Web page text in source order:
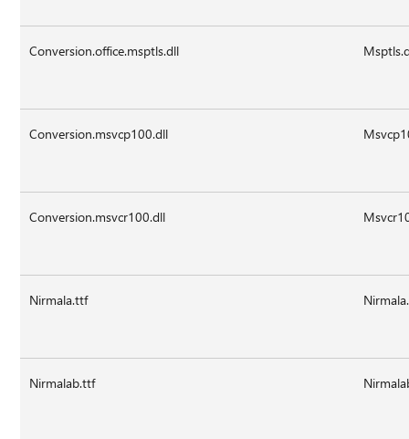
Conversion.office.msptls.dll
Conversion.msvcp100.dll
Conversion.msvcr100.dll
Nirmala.ttf
Nirmalab.ttf